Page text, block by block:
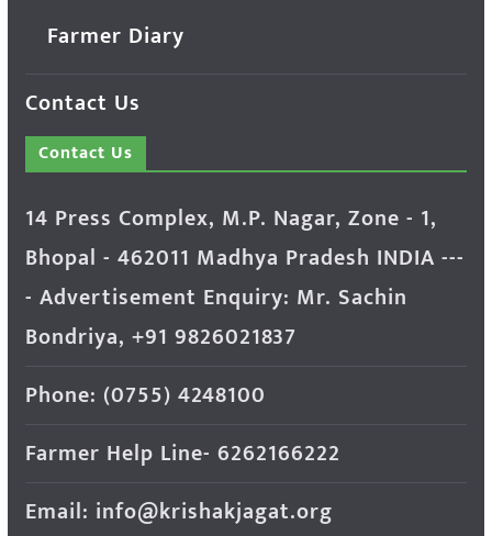
Farmer Diary
Contact Us
Contact Us
14 Press Complex, M.P. Nagar, Zone - 1,
Bhopal - 462011 Madhya Pradesh INDIA ---
- Advertisement Enquiry: Mr. Sachin
Bondriya, +91 9826021837
Phone: (0755) 4248100
Farmer Help Line- 6262166222
Email: info@krishakjagat.org